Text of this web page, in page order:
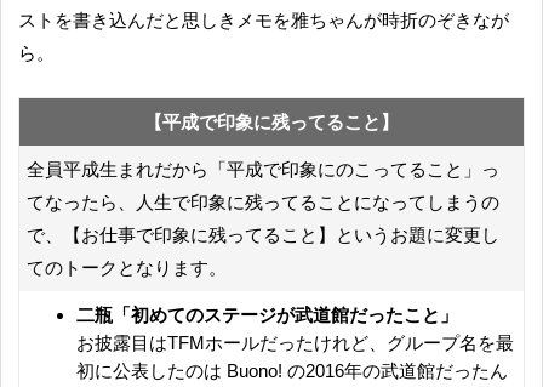
ストを書き込んだと思しきメモを雅ちゃんが時折のぞきなが
ら。
【平成で印象に残ってること】
全員平成生まれだから「平成で印象にのこってること」っ
てなったら、人生で印象に残ってることになってしまうの
で、【お仕事で印象に残ってること】というお題に変更し
てのトークとなります。
二瓶「初めてのステージが武道館だったこと」
お披露目はTFMホールだったけれど、グループ名を最
初に公表したのは Buono! の2016年の武道館だったん